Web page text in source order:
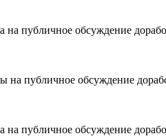
на публичное обсуждение
на публичное обсуждение
на публичное обсуждение